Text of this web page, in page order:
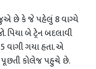
છે કે જે પહેલું 8 વાગ્યે
બે ટ્રેન બદલાવી
વાગી ગયા હતા. એ
પૂછતી કોલેજ પહુચે છે.